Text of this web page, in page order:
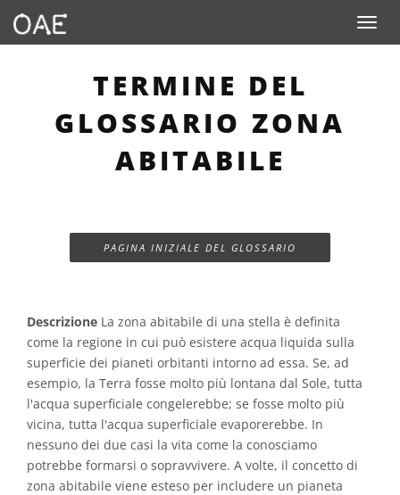
Toggle
TERMINE DEL
GLOSSARIO ZONA
ABITABILE
PAGINA INIZIALE DEL GLOSSARIO
Descrizione La zona abitabile di una stella è definita
come la regione in cui può esistere acqua liquida sulla
superficie dei pianeti orbitanti intorno ad essa. Se, ad
esempio, la Terra fosse molto più lontana dal Sole, tutta
l'acqua superficiale congelerebbe; se fosse molto più
vicina, tutta l'acqua superficiale evaporerebbe. In
nessuno dei due casi la vita come la conosciamo
potrebbe formarsi o sopravvivere. A volte, il concetto di
zona abitabile viene esteso per includere un pianeta